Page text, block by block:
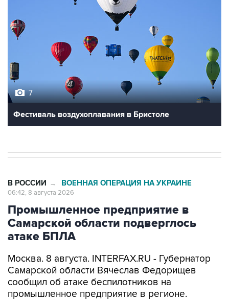
7
Фестиваль воздухоплавания в Бристоле
В РОССИИ → ВОЕННАЯ ОПЕРАЦИЯ НА УКРАИНЕ
06:42, 8 августа 2026
Промышленное предприятие в
Самарской области подверглось
атаке БПЛА
Москва. 8 августа. INTERFAX.RU - Губернатор
Самарской области Вячеслав Федорищев
сообщил об атаке беспилотников на
промышленное предприятие в регионе.